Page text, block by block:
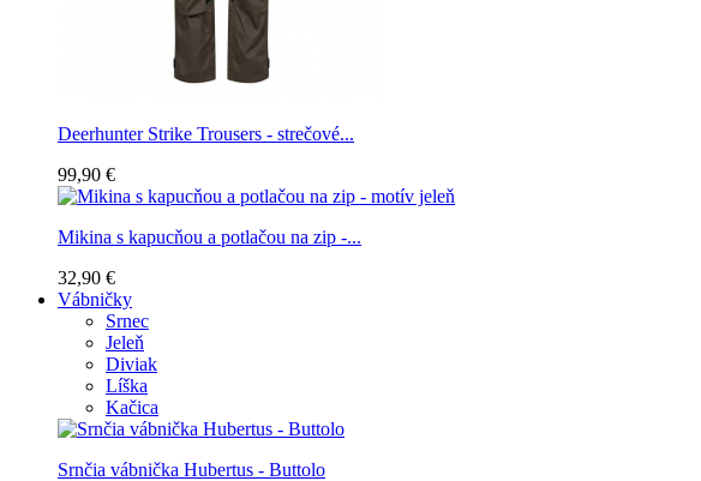
Deerhunter Strike Trousers - strečové...
99,90 €
Mikina s kapucňou a potlačou na zip -...
32,90 €
Vábničky
Srnec
Jeleň
Diviak
Líška
Kačica
Srnčia vábnička Hubertus - Buttolo